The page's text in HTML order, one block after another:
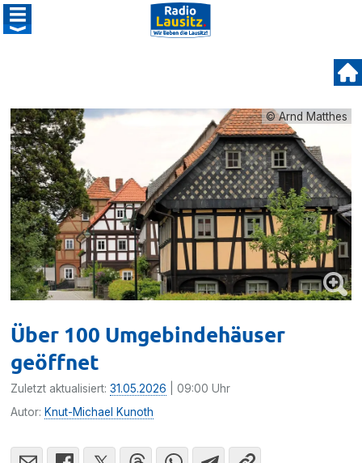
© Arnd Matthes
Über 100 Umgebindehäuser
geöffnet
Zuletzt aktualisiert:31.05.2026 | 09:00 Uhr
Autor: Knut-Michael Kunoth